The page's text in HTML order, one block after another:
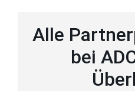
Alle
bei